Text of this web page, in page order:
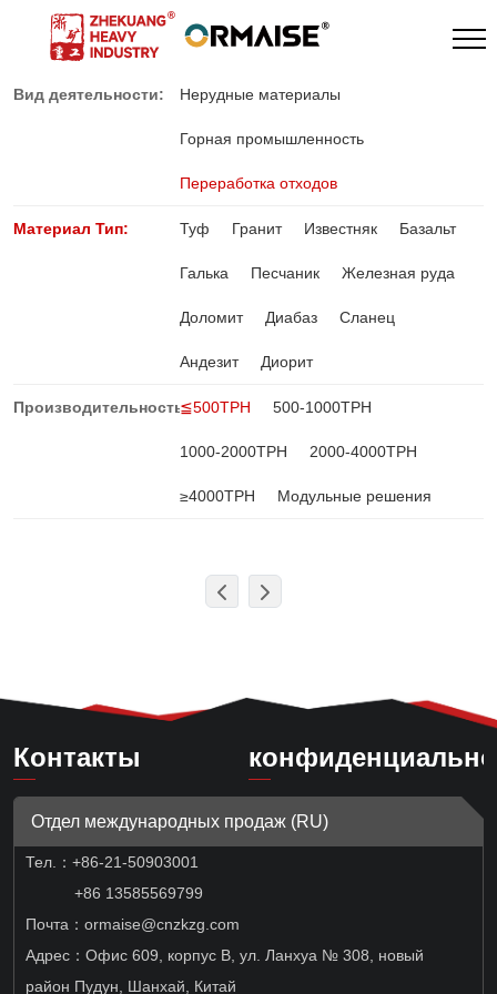
Вид деятельности: Нерудные материалы
Горная промышленность
Переработка отходов
Материал Тип: Туф Гранит Известняк Базальт
Галька Песчаник Железная руда
Доломит Диабаз Сланец
Андезит Диорит
Производительность:≦500TPH 500-1000TPH
1000-2000TPH 2000-4000TPH
≥4000TPH Модульные решения
Контакты
Отдел международных продаж (RU)
Тел.： +86-21-50903001
+86 13585569799
Почта：ormaise@cnzkzg.com
Адрес：Офис 609, корпус B, ул. Ланхуа № 308, новый
район Пудун, Шанхай, Китай